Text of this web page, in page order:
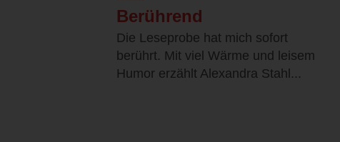
Berührend
Die Leseprobe hat mich sofort
berührt. Mit viel Wärme und leisem
Humor erzählt Alexandra Stahl...